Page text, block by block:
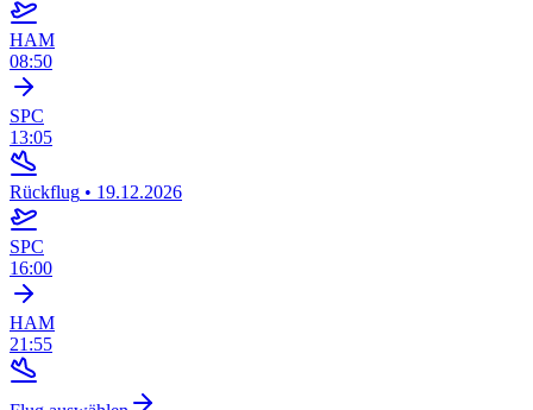
HAM
08:50
SPC
13:05
Rückflug • 19.12.2026
SPC
16:00
HAM
21:55